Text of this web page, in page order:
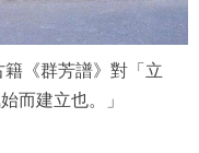
《群芳譜》對「立
而建立也。」